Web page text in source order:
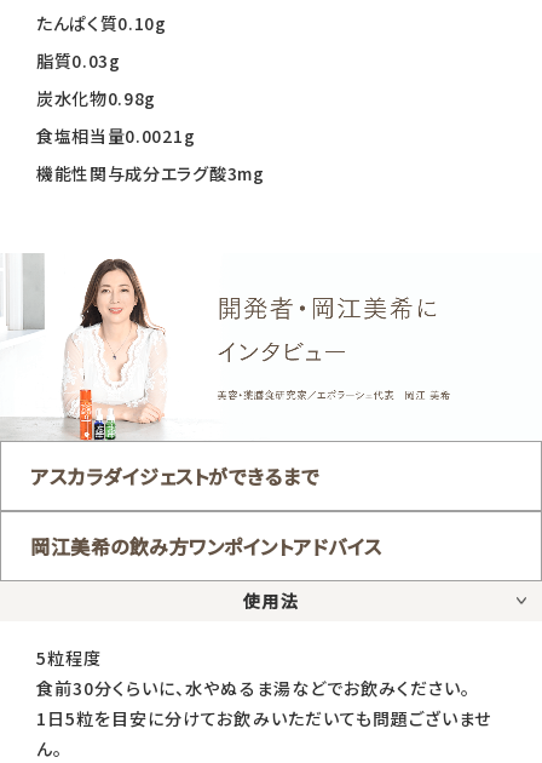
たんぱく質0.10g
脂質0.03g
炭水化物0.98g
食塩相当量0.0021g
機能性関与成分エラグ酸3mg
アスカラダイジェストができるまで
岡江美希の飲み方ワンポイントアドバイス
使用法
5粒程度
食前30分くらいに、水やぬるま湯などでお飲みください。
1日5粒を目安に分けてお飲みいただいても問題ございませ
ん。